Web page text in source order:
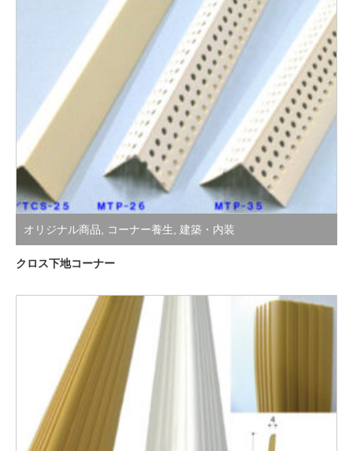
オリジナル商品 コーナー養生 建築・内装
クロス下地コーナー